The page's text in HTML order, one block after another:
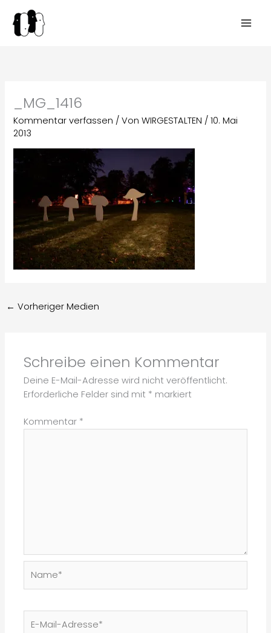
Inhalt
springen
_MG_1416
Kommentar verfassen / VonWIRGESTALTEN /10. Mai
2013
← Vorheriger Medien
Schreibe einen Kommentar
Deine E-Mail-Adresse wird nicht veröffentlicht.
Erforderliche Felder sind mit * markiert
Kommentar *